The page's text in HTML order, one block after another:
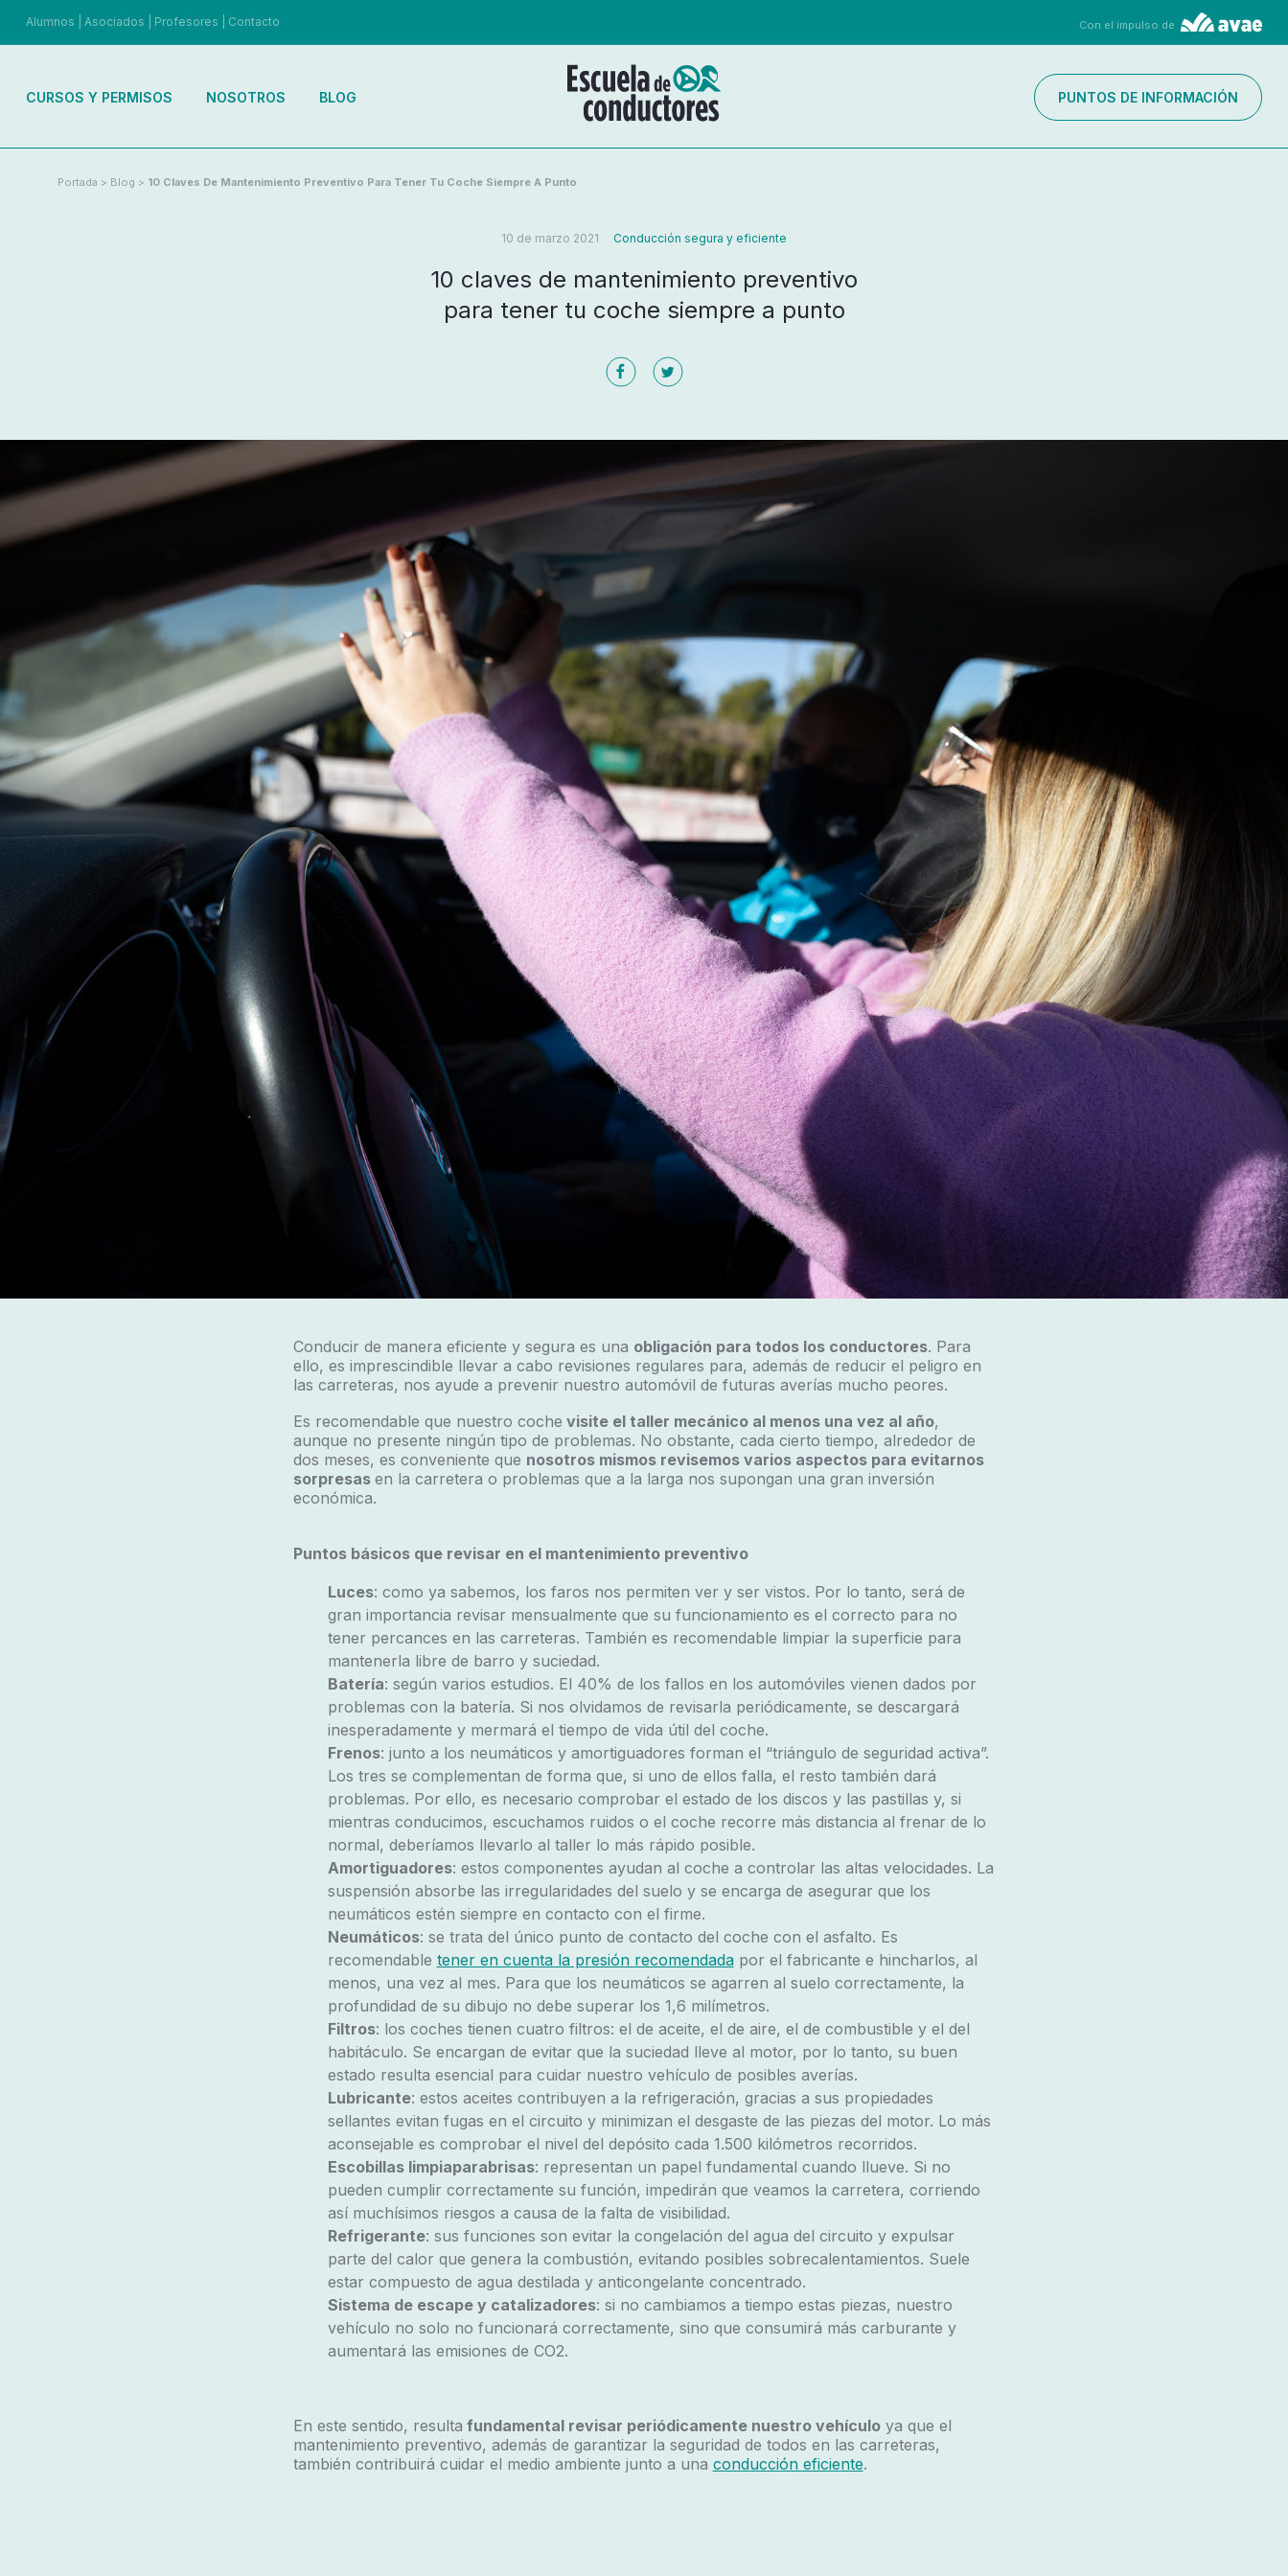
Alumnos Asociados Profesores Contacto Con el impulso de
CURSOS Y PERMISOS NOSOTROS BLOG PUNTOS DE INFORMACIÓN
Portada > Blog > 10 Claves De Mantenimiento Preventivo Para Tener Tu Coche Siempre A Punto
10 de marzo 2021 Conducción segura y eficiente
10 claves de mantenimiento preventivo
para tener tu coche siempre a punto
Conducir de manera eficiente y segura es una obligación para todos los conductores. Para
ello, es imprescindible llevar a cabo revisiones regulares para, además de reducir el peligro en
las carreteras, nos ayude a prevenir nuestro automóvil de futuras averías mucho peores.
Es recomendable que nuestro coche visite el taller mecánico al menos una vez al año,
aunque no presente ningún tipo de problemas. No obstante, cada cierto tiempo, alrededor de
dos meses, es conveniente que nosotros mismos revisemos varios aspectos para evitarnos
sorpresas en la carretera o problemas que a la larga nos supongan una gran inversión
económica.
Puntos básicos que revisar en el mantenimiento preventivo
Luces: como ya sabemos, los faros nos permiten ver y ser vistos. Por lo tanto, será de
gran importancia revisar mensualmente que su funcionamiento es el correcto para no
tener percances en las carreteras. También es recomendable limpiar la superficie para
mantenerla libre de barro y suciedad.
Batería: según varios estudios. El 40% de los fallos en los automóviles vienen dados por
problemas con la batería. Si nos olvidamos de revisarla periódicamente, se descargará
inesperadamente y mermará el tiempo de vida útil del coche.
Frenos: junto a los neumáticos y amortiguadores forman el “triángulo de seguridad activa”.
Los tres se complementan de forma que, si uno de ellos falla, el resto también dará
problemas. Por ello, es necesario comprobar el estado de los discos y las pastillas y, si
mientras conducimos, escuchamos ruidos o el coche recorre más distancia al frenar de lo
normal, deberíamos llevarlo al taller lo más rápido posible.
Amortiguadores: estos componentes ayudan al coche a controlar las altas velocidades. La
suspensión absorbe las irregularidades del suelo y se encarga de asegurar que los
neumáticos estén siempre en contacto con el firme.
Neumáticos: se trata del único punto de contacto del coche con el asfalto. Es
recomendable tener en cuenta la presión recomendadapor el fabricante e hincharlos, al
menos, una vez al mes. Para que los neumáticos se agarren al suelo correctamente, la
profundidad de su dibujo no debe superar los 1,6 milímetros.
Filtros: los coches tienen cuatro filtros: el de aceite, el de aire, el de combustible y el del
habitáculo. Se encargan de evitar que la suciedad lleve al motor, por lo tanto, su buen
estado resulta esencial para cuidar nuestro vehículo de posibles averías.
Lubricante: estos aceites contribuyen a la refrigeración, gracias a sus propiedades
sellantes evitan fugas en el circuito y minimizan el desgaste de las piezas del motor. Lo más
aconsejable es comprobar el nivel del depósito cada 1.500 kilómetros recorridos.
Escobillas limpiaparabrisas: representan un papel fundamental cuando llueve. Si no
pueden cumplir correctamente su función, impedirán que veamos la carretera, corriendo
así muchísimos riesgos a causa de la falta de visibilidad.
Refrigerante: sus funciones son evitar la congelación del agua del circuito y expulsar
parte del calor que genera la combustión, evitando posibles sobrecalentamientos. Suele
estar compuesto de agua destilada y anticongelante concentrado.
Sistema de escape y catalizadores: si no cambiamos a tiempo estas piezas, nuestro
vehículo no solo no funcionará correctamente, sino que consumirá más carburante y
aumentará las emisiones de CO2.
En este sentido, resulta fundamental revisar periódicamente nuestro vehículoya que el
mantenimiento preventivo, además de garantizar la seguridad de todos en las carreteras,
también contribuirá cuidar el medio ambiente junto a una conducción eficiente.